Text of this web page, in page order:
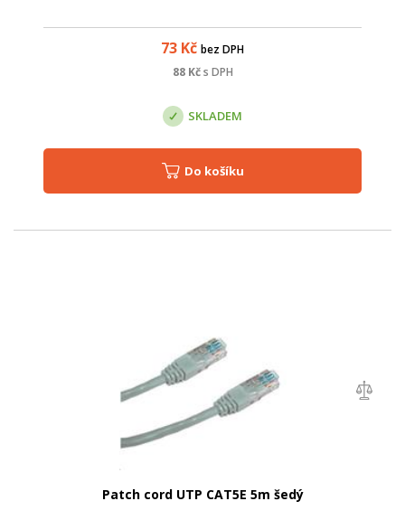
73 Kč bez DPH
88Kč s DPH
SKLADEM
Do košíku
Patch cord UTP CAT5E 5m šedý